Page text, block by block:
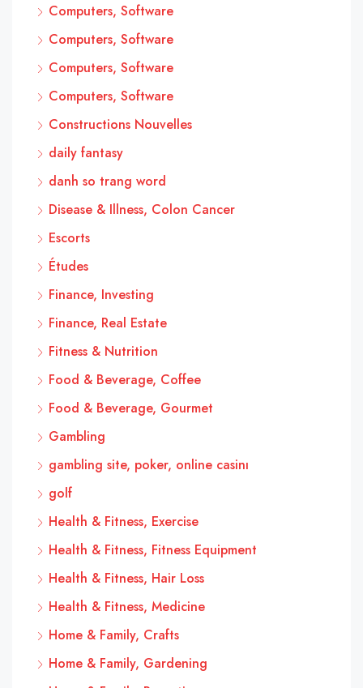
Computers, Software
Computers, Software
Computers, Software
Computers, Software
Constructions Nouvelles
daily fantasy
danh so trang word
Disease & Illness, Colon Cancer
Escorts
Études
Finance, Investing
Finance, Real Estate
Fitness & Nutrition
Food & Beverage, Coffee
Food & Beverage, Gourmet
Gambling
gambling site, poker, online casinı
golf
Health & Fitness, Exercise
Health & Fitness, Fitness Equipment
Health & Fitness, Hair Loss
Health & Fitness, Medicine
Home & Family, Crafts
Home & Family, Gardening